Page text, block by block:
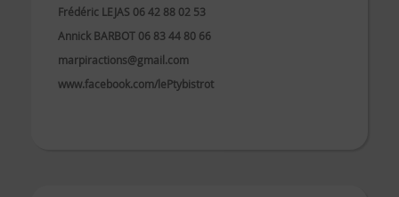
Frédéric LEJAS 06 42 88 02 53
Annick BARBOT 06 83 44 80 66
marpiractions@gmail.com
www.facebook.com/lePtybistrot